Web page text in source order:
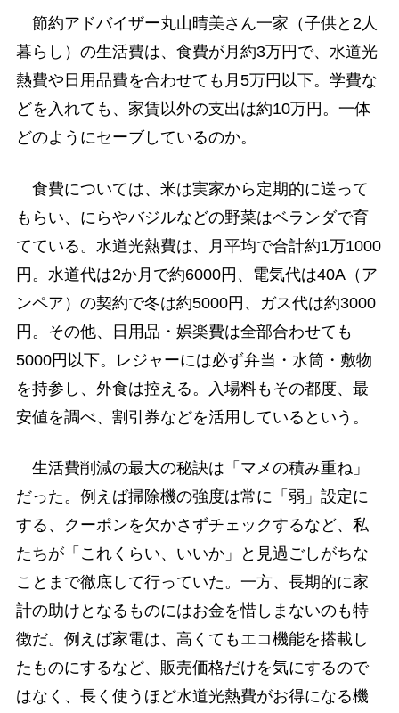
節約アドバイザー丸山晴美さん一家（子供と2人
暮らし）の生活費は、食費が月約3万円で、水道光
熱費や日用品費を合わせても月5万円以下。学費な
どを入れても、家賃以外の支出は約10万円。一体
どのようにセーブしているのか。
食費については、米は実家から定期的に送って
もらい、にらやバジルなどの野菜はベランダで育
てている。水道光熱費は、月平均で合計約1万1000
円。水道代は2か月で約6000円、電気代は40A（ア
ンペア）の契約で冬は約5000円、ガス代は約3000
円。その他、日用品・娯楽費は全部合わせても
5000円以下。レジャーには必ず弁当・水筒・敷物
を持参し、外食は控える。入場料もその都度、最
安値を調べ、割引券などを活用しているという。
生活費削減の最大の秘訣は「マメの積み重ね」
だった。例えば掃除機の強度は常に「弱」設定に
する、クーポンを欠かさずチェックするなど、私
たちが「これくらい、いいか」と見過ごしがちな
ことまで徹底して行っていた。一方、長期的に家
計の助けとなるものにはお金を惜しまないのも特
徴だ。例えば家電は、高くてもエコ機能を搭載し
たものにするなど、販売価格だけを気にするので
はなく、長く使うほど水道光熱費がお得になる機